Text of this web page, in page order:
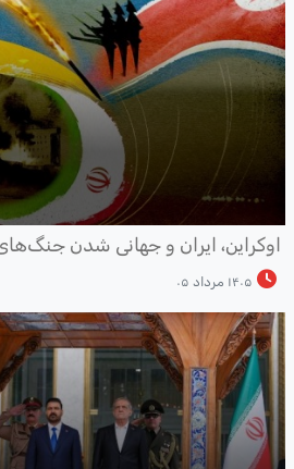
ایران و جهانی شدن جنگ‌های
۱۴۰۵ مرداد ۰۵